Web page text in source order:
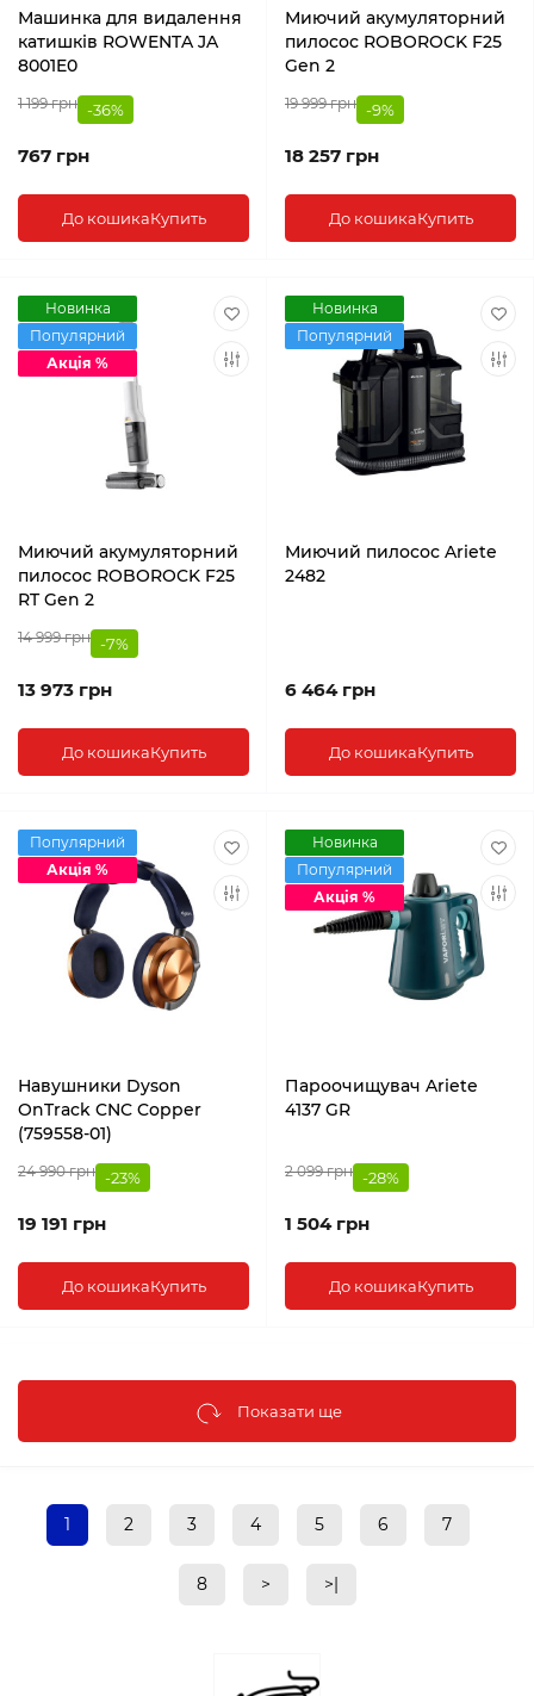
Машинка для видалення
катишків ROWENTA JA
8001E0
1 199 грн -36%
767 грн
До кошикаКупить
Миючий акумуляторний
пилосос ROBOROCK F25
Gen 2
19 999 грн -9%
18 257 грн
До кошикаКупить
Новинка
Популярний
Акція %
Миючий акумуляторний
пилосос ROBOROCK F25
RT Gen 2
14 999 грн -7%
13 973 грн
До кошикаКупить
Новинка
Популярний
Миючий пилосос Ariete
2482
6 464 грн
До кошикаКупить
Популярний
Акція %
Навушники Dyson
OnTrack CNC Copper
(759558-01)
24 990 грн -23%
19 191 грн
До кошикаКупить
Новинка
Популярний
Акція %
Пароочищувач Ariete
4137 GR
2 099 грн -28%
1 504 грн
До кошикаКупить
Показати ще
1 2 3 4 5 6 7
8 > >|